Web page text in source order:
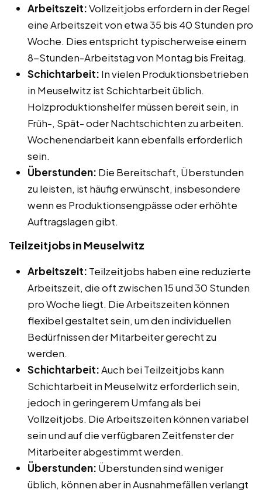
Arbeitszeit:Vollzeitjobs erfordern in der Regel
eine Arbeitszeit von etwa 35 bis 40 Stunden pro
Woche. Dies entspricht typischerweise einem
8-Stunden-Arbeitstag von Montag bis Freitag.
Schichtarbeit: In vielen Produktionsbetrieben
in Meuselwitz ist Schichtarbeit üblich.
Holzproduktionshelfer müssen bereit sein, in
Früh-, Spät- oder Nachtschichten zu arbeiten.
Wochenendarbeit kann ebenfalls erforderlich
sein.
Überstunden: Die Bereitschaft, Überstunden
zu leisten, ist häufig erwünscht, insbesondere
wenn es Produktionsengpässe oder erhöhte
Auftragslagen gibt.
Teilzeitjobs in Meuselwitz
Arbeitszeit: Teilzeitjobs haben eine reduzierte
Arbeitszeit, die oft zwischen 15 und 30 Stunden
pro Woche liegt. Die Arbeitszeiten können
flexibel gestaltet sein, um den individuellen
Bedürfnissen der Mitarbeiter gerecht zu
werden.
Schichtarbeit:Auch bei Teilzeitjobs kann
Schichtarbeit in Meuselwitz erforderlich sein,
jedoch in geringerem Umfang als bei
Vollzeitjobs. Die Arbeitszeiten können variabel
sein und auf die verfügbaren Zeitfenster der
Mitarbeiter abgestimmt werden.
Überstunden: Überstunden sind weniger
üblich, können aber in Ausnahmefällen verlangt